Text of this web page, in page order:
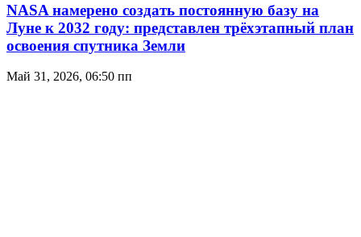
NASA намерено создать постоянную базу на
Луне к 2032 году: представлен трёхэтапный план
освоения спутника Земли
Май 31, 2026, 06:50 пп